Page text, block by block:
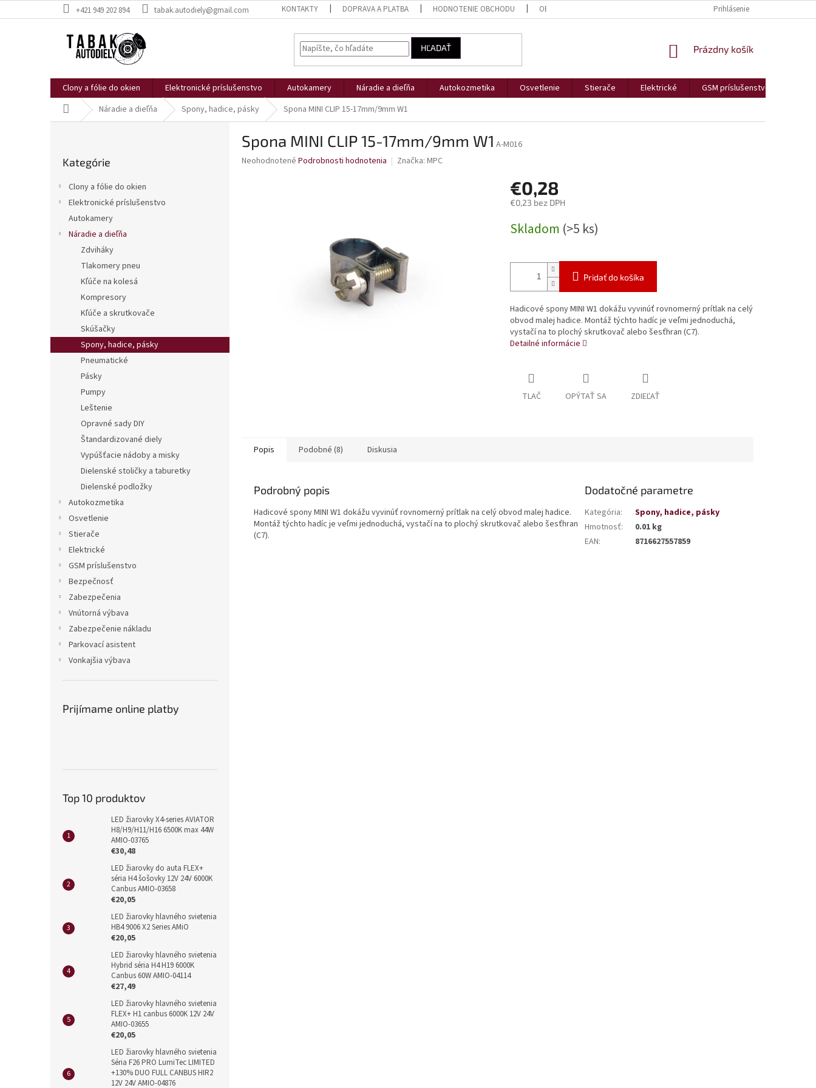
na
+421 949 202 894 tabak.autodiely@gmail.com KONTAKTY DOPRAVA A PLATBA HODNOTENIE OBCHODU OBCHODNÉ PODMIENKY REKLAMÁCIE A VRÁTENIAPrihlásenie
HĽADAŤ
NÁKUPNÝ
Prázdny košík
Clony a fólie do okien Elektronické príslušenstvo Autokamery Náradie a dieľňa Autokozmetika Osvetlenie Stierače Elektrické GSM príslušenstvo
DomovNáradie a dieľňa Spony, hadice, pásky Spona MINI CLIP 15-17mm/9mm W1
kategórie
Kategórie
Clony a fólie do okien
Elektronické príslušenstvo
Autokamery
Náradie a dieľňa
Zdviháky
Tlakomery pneu
Kľúče na kolesá
Kompresory
Kľúče a skrutkovače
Skúšačky
Spony, hadice, pásky
Pneumatické
Pásky
Pumpy
Leštenie
Opravné sady DIY
Štandardizované diely
Vypúšťacie nádoby a misky
Dielenské stoličky a taburetky
Dielenské podložky
Autokozmetika
Osvetlenie
Stierače
Elektrické
GSM príslušenstvo
Bezpečnosť
Zabezpečenia
Vnútorná výbava
Zabezpečenie nákladu
Parkovací asistent
Vonkajšia výbava
Prijímame online platby
Top 10 produktov
LED žiarovky X4-series AVIATOR
H8/H9/H11/H16 6500K max 44W
AMIO-03765
€30,48
LED žiarovky do auta FLEX+
séria H4 šošovky 12V 24V 6000K
Canbus AMIO-03658
€20,05
LED žiarovky hlavného svietenia
HB4 9006 X2 Series AMiO
€20,05
LED žiarovky hlavného svietenia
Hybrid séria H4 H19 6000K
Canbus 60W AMIO-04114
€27,49
LED žiarovky hlavného svietenia
FLEX+ H1 canbus 6000K 12V 24V
AMIO-03655
€20,05
LED žiarovky hlavného svietenia
Séria F26 PRO LumiTec LIMITED
+130% DUO FULL CANBUS HIR2
12V 24V AMIO-04876
Spona MINI CLIP 15-17mm/9mm W1 A-M016
Priemerné
Neohodnotené Podrobnosti hodnotenia Značka: MPC
€0,28
€0,23 bez DPH
cena:
Skladom (>5 ks)
Pridať do košíka
Hadicové spony MINI W1 dokážu vyvinúť rovnomerný prítlak na celý
obvod malej hadice. Montáž týchto hadíc je veľmi jednoduchá,
vystačí na to plochý skrutkovač alebo šesťhran (C7).
Detailné informácie
TLAČ OPÝTAŤ SA ZDIEĽAŤ
Popis Podobné (8) Diskusia
Podrobný popis
Hadicové spony MINI W1 dokážu vyvinúť rovnomerný prítlak na celý obvod malej hadice.
Montáž týchto hadíc je veľmi jednoduchá, vystačí na to plochý skrutkovač alebo šesťhran
(C7).
Dodatočné parametre
Kategória:
Spony, hadice, pásky
Hmotnosť:
0.01 kg
EAN: 8716627557859